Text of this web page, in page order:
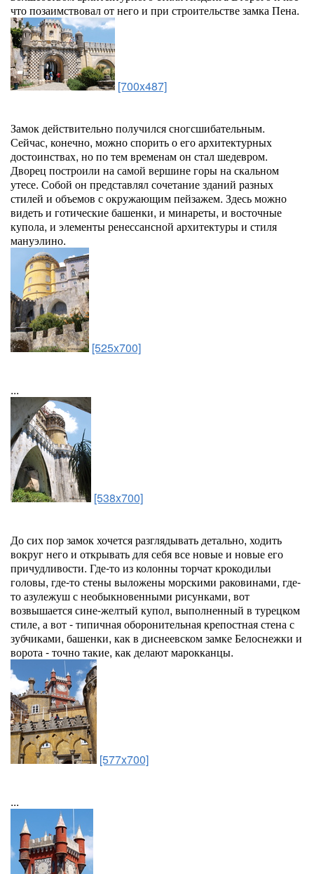
что позаимствовал от него и при строительстве замка Пена.
[700x487]
Замок действительно получился сногсшибательным.
Сейчас, конечно, можно спорить о его архитектурных
достоинствах, но по тем временам он стал шедевром.
Дворец построили на самой вершине горы на скальном
утесе. Собой он представлял сочетание зданий разных
стилей и объемов с окружающим пейзажем. Здесь можно
видеть и готические башенки, и минареты, и восточные
купола, и элементы ренессансной архитектуры и стиля
мануэлино.
[525x700]
...
[538x700]
До сих пор замок хочется разглядывать детально, ходить
вокруг него и открывать для себя все новые и новые его
причудливости. Где-то из колонны торчат крокодильи
головы, где-то стены выложены морскими раковинами, где-
то азулежуш с необыкновенными рисунками, вот
возвышается сине-желтый купол, выполненный в турецком
стиле, а вот - типичная оборонительная крепостная стена с
зубчиками, башенки, как в диснеевском замке Белоснежки и
ворота - точно такие, как делают марокканцы.
[577x700]
...